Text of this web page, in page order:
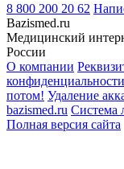
8 800 200 20 62
Bazismed.ru
Медицинский
России
О компании
конфиденциальности
потом! Удаление
bazismed.ru Система
Полная версия сайта